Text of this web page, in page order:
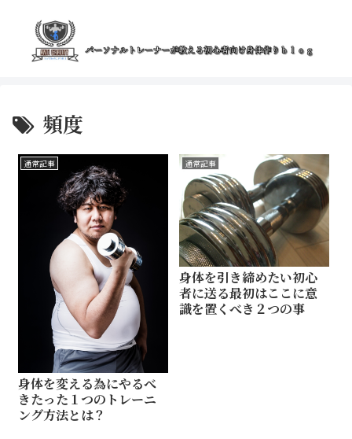
頻度
通常記事
身体を変える為にやるべ
きたった１つのトレーニ
ング方法とは？
通常記事
身体を引き締めたい初心
者に送る最初はここに意
識を置くべき２つの事